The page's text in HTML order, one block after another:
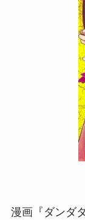
漫画『ダンダ